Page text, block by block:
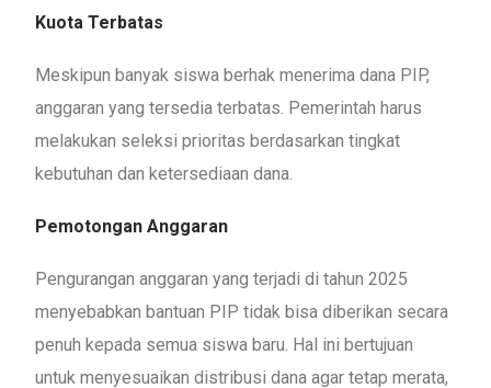
Kuota Terbatas
Meskipun banyak siswa berhak menerima dana PIP,
anggaran yang tersedia terbatas. Pemerintah harus
melakukan seleksi prioritas berdasarkan tingkat
kebutuhan dan ketersediaan dana.
Pemotongan Anggaran
Pengurangan anggaran yang terjadi di tahun 2025
menyebabkan bantuan PIP tidak bisa diberikan secara
penuh kepada semua siswa baru. Hal ini bertujuan
untuk menyesuaikan distribusi dana agar tetap merata,